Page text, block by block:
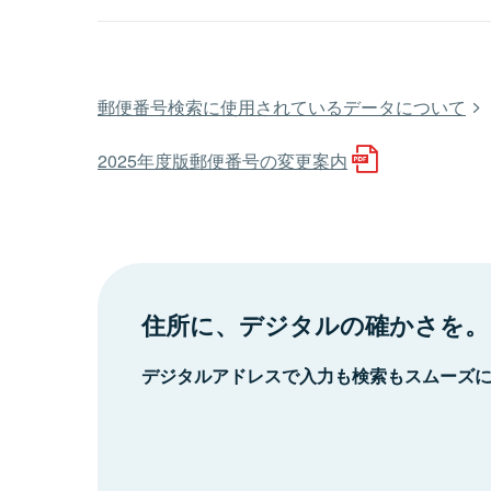
郵便番号検索に使用されているデータについて
2025年度版郵便番号の変更案内
住所に、デジタルの確かさを。
デジタルアドレスで入力も検索もスムーズ